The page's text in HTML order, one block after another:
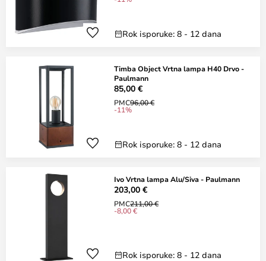
Rok isporuke: 8 - 12 dana
Timba Object Vrtna lampa H40 Drvo -
Paulmann
85,00 €
PMC96,00 €
-11%
Rok isporuke: 8 - 12 dana
Ivo Vrtna lampa Alu/Siva - Paulmann
203,00 €
PMC211,00 €
-8,00 €
Rok isporuke: 8 - 12 dana